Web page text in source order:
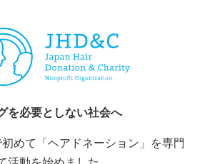
を必要としない社会へ
めて「ヘアドネーション」を専門